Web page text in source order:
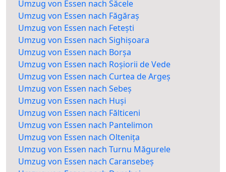
Umzug von Essen nach Săcele
Umzug von Essen nach Făgăraș
Umzug von Essen nach Fetești
Umzug von Essen nach Sighișoara
Umzug von Essen nach Borșa
Umzug von Essen nach Roșiorii de Vede
Umzug von Essen nach Curtea de Argeș
Umzug von Essen nach Sebeș
Umzug von Essen nach Huși
Umzug von Essen nach Fălticeni
Umzug von Essen nach Pantelimon
Umzug von Essen nach Oltenița
Umzug von Essen nach Turnu Măgurele
Umzug von Essen nach Caransebeș